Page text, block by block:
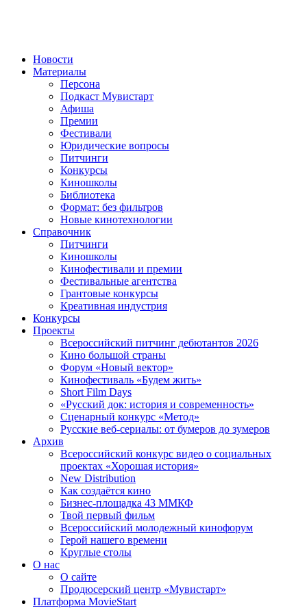
Новости
Материалы
Персона
Подкаст Мувистарт
Афиша
Премии
Фестивали
Юридические вопросы
Питчинги
Конкурсы
Киношколы
Библиотека
Формат: без фильтров
Новые кинотехнологии
Справочник
Питчинги
Киношколы
Кинофестивали и премии
Фестивальные агентства
Грантовые конкурсы
Креативная индустрия
Конкурсы
Проекты
Всероссийский питчинг дебютантов 2026
Кино большой страны
Форум «Новый вектор»
Кинофестиваль «Будем жить»
Short Film Days
«Русский док: история и современность»
Сценарный конкурс «Метод»
Русские веб-сериалы: от бумеров до зумеров
Архив
Всероссийский конкурс видео о социальных
проектах «Хорошая история»
New Distribution
Как создаётся кино
Бизнес-площадка 43 ММКФ
Твой первый фильм
Всероссийский молодежный кинофорум
Герой нашего времени
Круглые столы
О нас
О сайте
Продюсерский центр «Мувистарт»
Платформа MovieStart